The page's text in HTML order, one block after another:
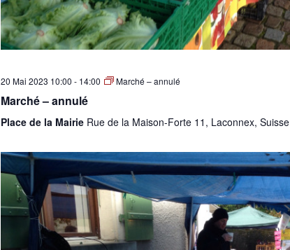
20 Mai 2023 10:00 - 14:00 Marché – annulé
Marché – annulé
Place de la Mairie Rue de la Maison-Forte 11, Laconnex, Suisse